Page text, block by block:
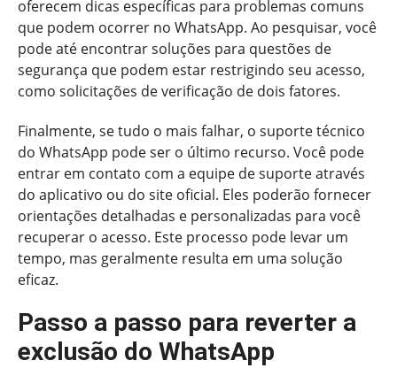
oferecem dicas específicas para problemas comuns
que podem ocorrer no WhatsApp. Ao pesquisar, você
pode até encontrar soluções para questões de
segurança que podem estar restrigindo seu acesso,
como solicitações de verificação de dois fatores.
Finalmente, se tudo o mais falhar, o suporte técnico
do WhatsApp pode ser o último recurso. Você pode
entrar em contato com a equipe de suporte através
do aplicativo ou do site oficial. Eles poderão fornecer
orientações detalhadas e personalizadas para você
recuperar o acesso. Este processo pode levar um
tempo, mas geralmente resulta em uma solução
eficaz.
Passo a passo para reverter a
exclusão do WhatsApp